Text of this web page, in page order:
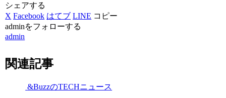
シェアする
X Facebook はてブ LINE コピー
adminをフォローする
admin
関連記事
&BuzzのTECHニュース